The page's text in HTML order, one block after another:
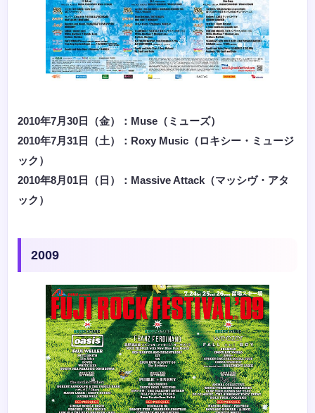
2010年7月30日（金）：Muse（ミューズ）
2010年7月31日（土）：Roxy Music（ロキシー・ミュージ
ック）
2010年8月01日（日）：Massive Attack（マッシヴ・アタ
ック）
2009